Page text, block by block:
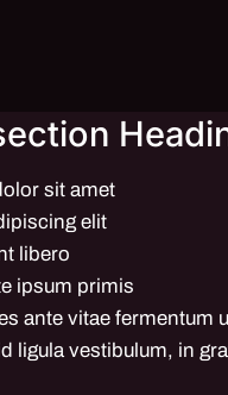
sit amet
elit
libero
ipsum primis
ante vitae fermentum
ligula vestibulum, in